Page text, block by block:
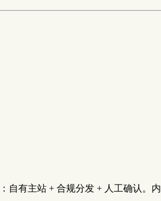
：自有主站 + 合规分发 + 人工确认。